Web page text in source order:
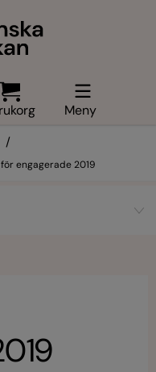
Meny
/
engagerade 2019